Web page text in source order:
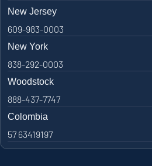
New Jersey
609-983-0003
New York
838-292-0003
Woodstock
888-437-7747
Colombia
57 63419197